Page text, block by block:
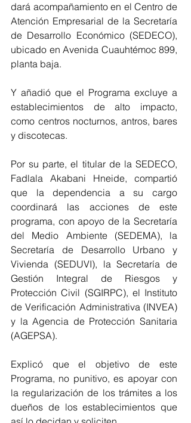
dará acompañamiento en el Centro de
Atención Empresarial de la Secretaría
de Desarrollo Económico (SEDECO),
ubicado en Avenida Cuauhtémoc 899,
planta baja.
Y añadió que el Programa excluye a
establecimientos de alto impacto,
como centros nocturnos, antros, bares
y discotecas.
Por su parte, el titular de la SEDECO,
Fadlala Akabani Hneide, compartió
que la dependencia a su cargo
coordinará las acciones de este
programa, con apoyo de la Secretaría
del Medio Ambiente (SEDEMA), la
Secretaría de Desarrollo Urbano y
Vivienda (SEDUVI), la Secretaría de
Gestión Integral de Riesgos y
Protección Civil (SGIRPC), el Instituto
de Verificación Administrativa (INVEA)
y la Agencia de Protección Sanitaria
(AGEPSA).
Explicó que el objetivo de este
Programa, no punitivo, es apoyar con
la regularización de los trámites a los
dueños de los establecimientos que